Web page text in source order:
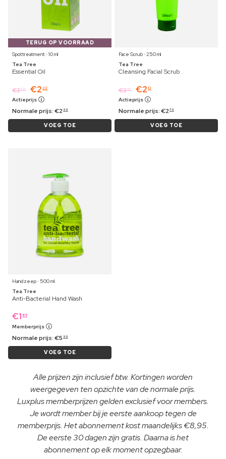
TERUG OP VOORRAAD
Spottreatment ⋅ 10 ml
Tea Tree
Essential Oil
€229 €2 22
Actieprijs
Normale prijs:€2 99
VOEG TOE
Face Scrub ⋅ 250 ml
Tea Tree
Cleansing Facial Scrub
€219 €2 12
Actieprijs
Normale prijs:€2 79
VOEG TOE
Handzeep ⋅ 500 ml
Tea Tree
Anti-Bacterial Hand Wash
€1 89
Memberprijs
Normale prijs:€5 99
VOEG TOE
Alle prijzen zijn inclusief btw. Kortingen worden
weergegeven ten opzichte van de normale prijs.
Luxplus memberprijzen gelden exclusief voor members.
Je wordt member bij je eerste aankoop tegen de
memberprijs. Het abonnement kost maandelijks €8,95.
De eerste 30 dagen zijn gratis. Daarna is het
abonnement op elk moment opzegbaar.